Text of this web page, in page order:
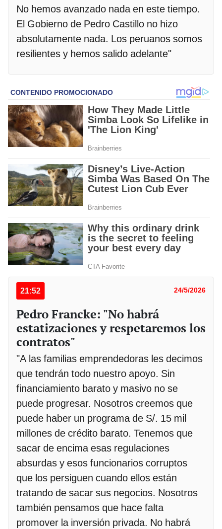
No hemos avanzado nada en este tiempo.
El Gobierno de Pedro Castillo no hizo
absolutamente nada. Los peruanos somos
resilientes y hemos salido adelante"
21:52 24/5/2026
Pedro Francke: "No habrá
estatizaciones y respetaremos los
contratos"
"A las familias emprendedoras les decimos
que tendrán todo nuestro apoyo. Sin
financiamiento barato y masivo no se
puede progresar. Nosotros creemos que
puede haber un programa de S/. 15 mil
millones de crédito barato. Tenemos que
sacar de encima esas regulaciones
absurdas y esos funcionarios corruptos
que los persiguen cuando ellos están
tratando de sacar sus negocios. Nosotros
también pensamos que hace falta
promover la inversión privada. No habrá